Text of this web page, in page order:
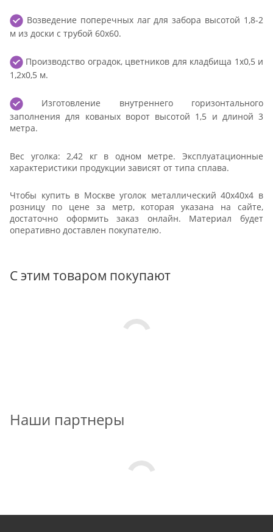
Возведение поперечных лаг для забора высотой 1,8-2
м из доски с трубой 60х60.
Производство оградок, цветников для кладбища 1х0,5 и
1,2х0,5 м.
Изготовление внутреннего горизонтального
заполнения для кованых ворот высотой 1,5 и длиной 3
метра.
Вес уголка: 2,42 кг в одном метре. Эксплуатационные
характеристики продукции зависят от типа сплава.
Чтобы купить в Москве уголок металлический 40х40х4 в
розницу по цене за метр, которая указана на сайте,
достаточно оформить заказ онлайн. Материал будет
оперативно доставлен покупателю.
С этим товаром покупают
Наши партнеры